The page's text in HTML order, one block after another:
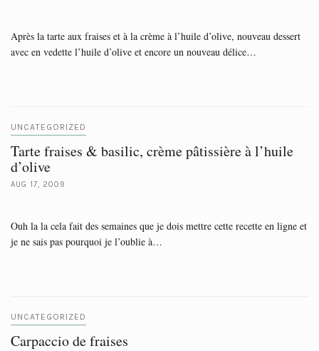
Après la tarte aux fraises et à la crème à l’huile d’olive, nouveau dessert
avec en vedette l’huile d’olive et encore un nouveau délice…
UNCATEGORIZED
Tarte fraises & basilic, crème pâtissière à l’huile
d’olive
AUG 17, 2009
Ouh la la cela fait des semaines que je dois mettre cette recette en ligne et
je ne sais pas pourquoi je l’oublie à…
UNCATEGORIZED
Carpaccio de fraises